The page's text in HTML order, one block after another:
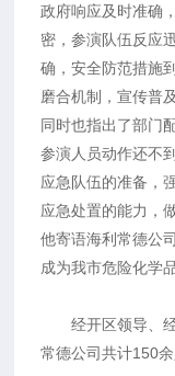
政府响应及时准确
密，参演队伍反应
确，安全防范措施
磨合机制，宣传普
同时也指出了部门
参演人员动作还不
应急队伍的准备，
应急处置的能力，
他寄语海利常德公
成为我市危险化学
经开区领导、经
常德公司共计150